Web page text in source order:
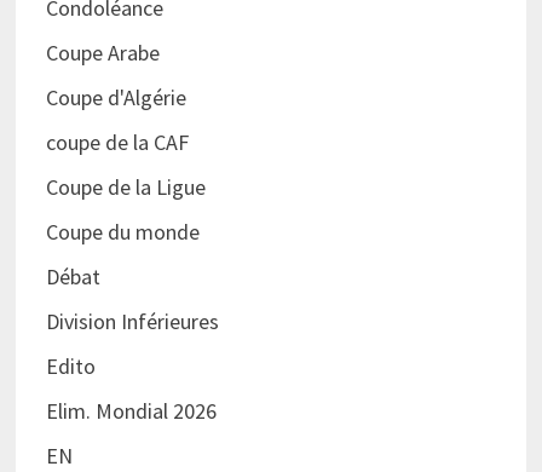
Condoléance
Coupe Arabe
Coupe d'Algérie
coupe de la CAF
Coupe de la Ligue
Coupe du monde
Débat
Division Inférieures
Edito
Elim. Mondial 2026
EN